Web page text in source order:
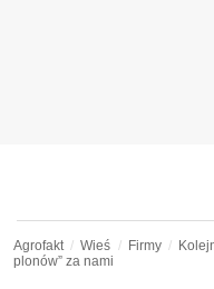
Agrofakt Wieś Firmy
plonów” za nami